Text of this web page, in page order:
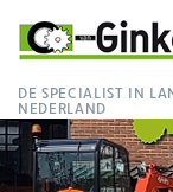
DE SPECIALIST IN
NEDERLAND